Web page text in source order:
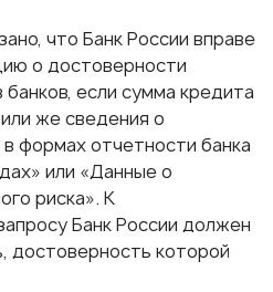
что Банк России вправе
о достоверности
если сумма кредита
же сведения о
формах отчетности банка
или «Данные о
риска». К
Банк России должен
достоверность которой